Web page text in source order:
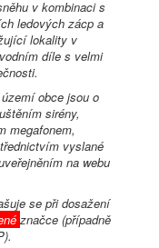
v kombinaci s
ledových zácp a
lokality v
díle s velmi
obce jsou o
sirény,
megafonem,
vyslané
na webu
se při dosažení
značce (případně